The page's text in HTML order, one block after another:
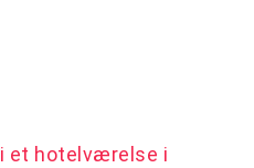
i et hotelværelse i